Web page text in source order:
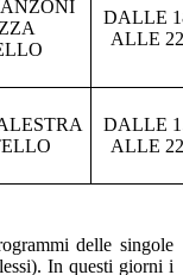
DALLE
ALLE
DALLE
ALLE
delle singole
In questi giorni i